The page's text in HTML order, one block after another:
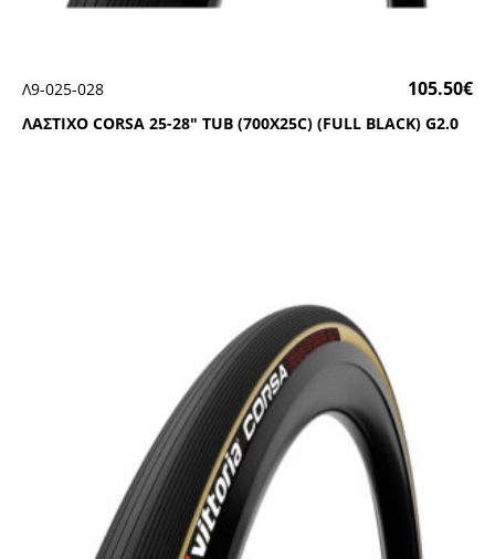
ΛΑΣΤΙΧΟ CΟRSΑ 25-28″ ΤUΒ (700Χ25C) (FULL ΒLΑCΚ) G2.0
Λ9-025-028 105.50€